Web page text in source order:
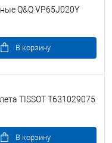
Q&Q VP65J020Y
В корзину
TISSOT T631029075
В корзину